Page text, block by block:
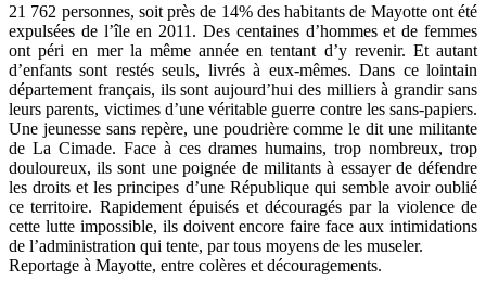
21 762 personnes, soit près de 14% des habitants de Mayotte ont été
expulsées de l’île en 2011. Des centaines d’hommes et de femmes
ont péri en mer la même année en tentant d’y revenir. Et autant
d’enfants sont restés seuls, livrés à eux-mêmes. Dans ce lointain
département français, ils sont aujourd’hui des milliers à grandir sans
leurs parents, victimes d’une véritable guerre contre les sans-papiers.
Une jeunesse sans repère, une poudrière comme le dit une militante
de La Cimade. Face à ces drames humains, trop nombreux, trop
douloureux, ils sont une poignée de militants à essayer de défendre
les droits et les principes d’une République qui semble avoir oublié
ce territoire. Rapidement épuisés et découragés par la violence de
cette lutte impossible, ils doivent encore faire face aux intimidations
de l’administration qui tente, par tous moyens de les museler.
Reportage à Mayotte, entre colères et découragements.